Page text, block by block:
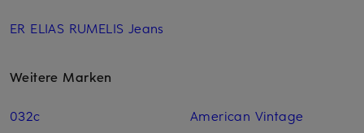
ER ELIAS RUMELIS Jeans
Weitere Marken
032c
American Vintage